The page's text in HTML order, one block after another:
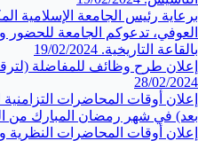
برعاية رئيس الجامعة الإسلامية
العوفي، تدعوكم الجامعة
بالقاعة التاريخية. 19/02/2024
إعلان طرح وظائف للمفاضلة
28/02/2024
إعلان أوقات المحاضرات
بعد) في شهر رمضان المبارك من العام
إعلان أوقات المحاضرات النظرية